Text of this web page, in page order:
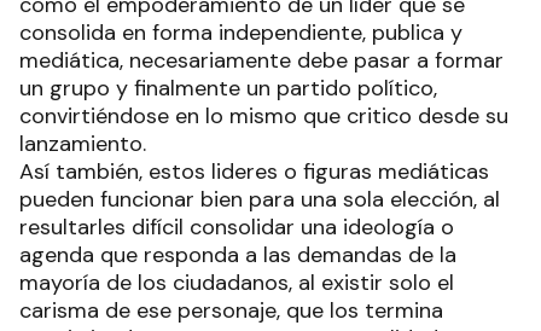
consolida en forma independiente, publica y
mediática, necesariamente debe pasar a formar
un grupo y finalmente un partido político,
convirtiéndose en lo mismo que critico desde su
lanzamiento.
Así también, estos lideres o figuras mediáticas
pueden funcionar bien para una sola elección, al
resultarles difícil consolidar una ideología o
agenda que responda a las demandas de la
mayoría de los ciudadanos, al existir solo el
carisma de ese personaje, que los termina